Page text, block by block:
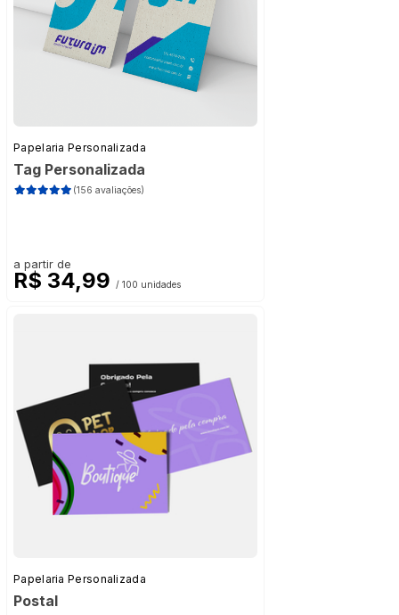
Papelaria Personalizada
Tag Personalizada
(156 avaliações)
a partir de
R$ 34,99 / 100 unidades
Papelaria Personalizada
Postal